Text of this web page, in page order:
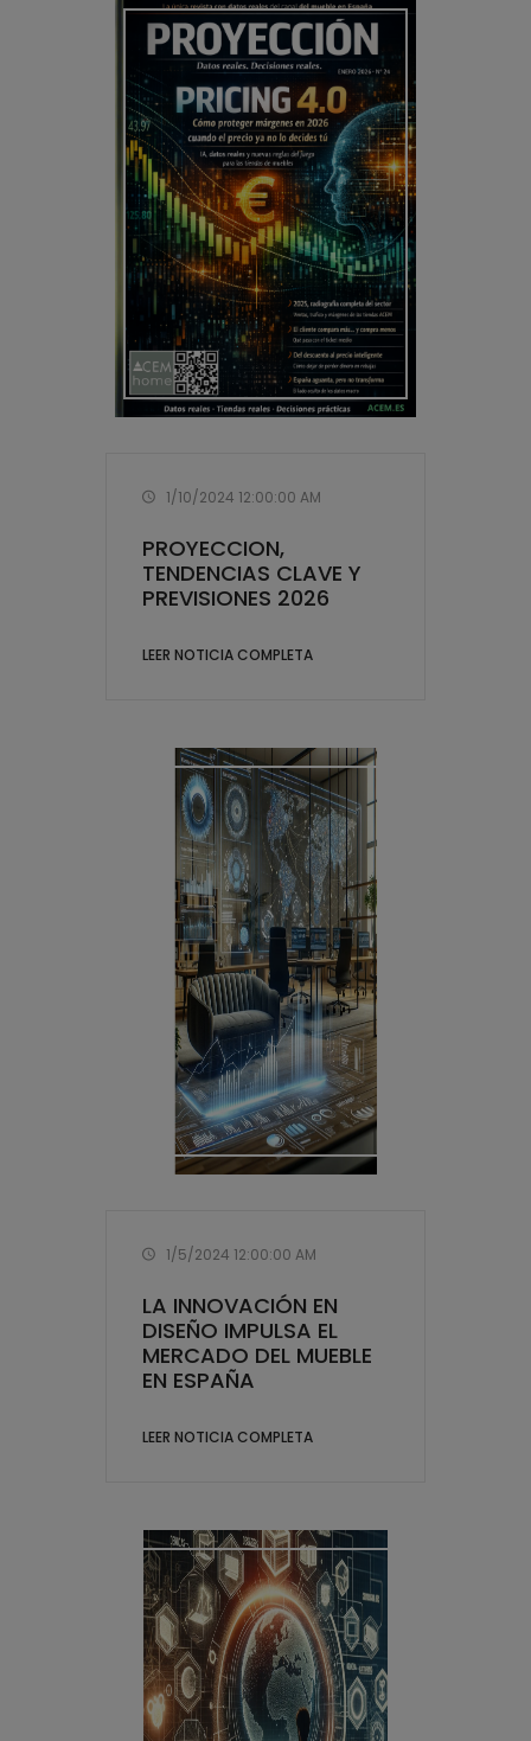
1/10/2024 12:00:00 AM
PROYECCION,
TENDENCIAS CLAVE Y
PREVISIONES 2026
LEER NOTICIA COMPLETA
1/5/2024 12:00:00 AM
LA INNOVACIÓN EN
DISEÑO IMPULSA EL
MERCADO DEL MUEBLE
EN ESPAÑA
LEER NOTICIA COMPLETA